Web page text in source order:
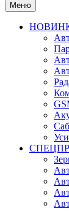
Меню